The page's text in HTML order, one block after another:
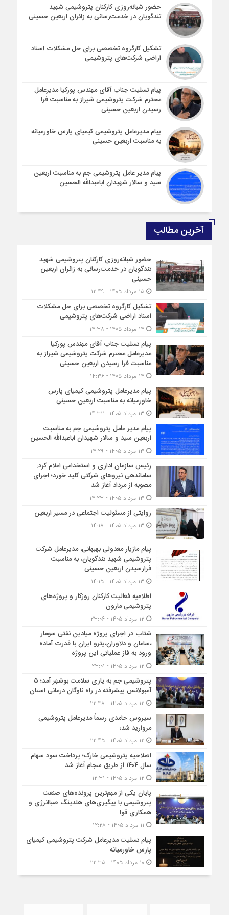
حضور شبانه‌روزی کارکنان پتروشیمی شهید
تندگویان در خدمت‌رسانی به زائران اربعین حسینی
تشکیل کارگروه تخصصی برای حل مشکلات اسناد
اراضی شرکت‌های پتروشیمی
پیام تسلیت جناب آقای مهندس پوركیا مدیرعامل
محترم شركت پتروشیمی شیراز به مناسبت فرا
رسیدن اربعین حسینی
پیام مدیرعامل پتروشیمی کیمیای پارس خاورمیانه
به مناسبت اربعین حسینی
پیام مدیر عامل پتروشیمی جم به مناسبت اربعین
سید و سالار شهیدان اباعبدالله الحسین
آخرین مطالب
حضور شبانه‌روزی کارکنان پتروشیمی شهید
تندگویان در خدمت‌رسانی به زائران اربعین
حسینی
۱۵ مرداد ۱۴۰۵ - ۱۲:۴۹
تشکیل کارگروه تخصصی برای حل مشکلات
اسناد اراضی شرکت‌های پتروشیمی
پیام تسلیت جناب آقای مهندس پوركیا
مدیرعامل محترم شركت پتروشیمی شیراز به
مناسبت فرا رسیدن اربعین حسینی
پیام مدیرعامل پتروشیمی کیمیای پارس
خاورمیانه به مناسبت اربعین حسینی
پیام مدیر عامل پتروشیمی جم به مناسبت
اربعین سید و سالار شهیدان اباعبدالله الحسین
رئیس سازمان اداری و استخدامی اعلام کرد:
ساماندهی نیروهای شرکتی کلید خورد؛ اجرای
مصوبه از مرداد آغاز شد
روایتی از مسئولیت اجتماعی در مسیر اربعین
پیام مازیار معدولی بهبهانی، مدیرعامل شرکت
پتروشیمی شهید تندگویان، به مناسبت
فرارسیدن اربعین حسینی
اطلاعیه فعالیت کارکنان روزکار و پروژه‌های
پتروشیمی مارون
۱۲ مرداد ۱۴۰۵ - ۲۳:۰۶
شتاب در اجرای پروژه میادین نفتی سومار
،سامان و دلاوران،پترو ایران با قدرت آماده
ورود به فاز عملیاتی این پروژه
۱۲ مرداد ۱۴۰۵ - ۲۳:۰۱
پتروشیمی جم به یاری سلامت بوشهر آمد؛ ۵
آمبولانس پیشرفته در راه ناوگان درمانی استان
۱۲ مرداد ۱۴۰۵ - ۲۲:۴۸
سیروس حامدی رسماً مدیرعامل پتروشیمی
مروارید شد؛
۱۲ مرداد ۱۴۰۵ - ۲۲:۴۵
اصلاحیه پتروشیمی خارک؛ پرداخت سود سهام
سال ۱۴۰۴ از طریق سجام آغاز شد
۱۲ مرداد ۱۴۰۵ - ۱۲:۳۱
پایان یکی از مهم‌ترین پرونده‌های صنعت
پتروشیمی با پیگیری‌های هلدینگ صباانرژی و
همکاری قوا
پیام تسلیت مدیرعامل شرکت پتروشیمی کیمیای
پارس خاورمیانه
۱۰ مرداد ۱۴۰۵ - ۲۲:۳۵